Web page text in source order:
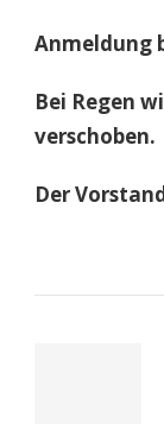
Anmeldung
Bei Regen
verschoben.
Der